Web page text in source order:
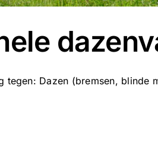
tegen: Dazen (bremsen, blinde